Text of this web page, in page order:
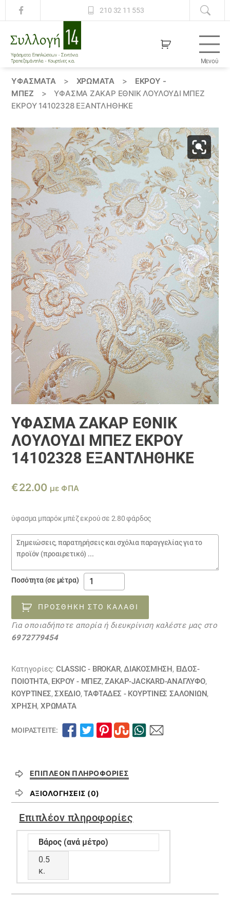
210 32 11 553
14
Μενού
ΥΦΆΣΜΑΤΑ > ΧΡΏΜΑΤΑ >
ΕΚΡΟΥ -
ΜΠΕΖ
>
ΎΦΑΣΜΑ ΖΑΚΆΡ ΈΘΝΙΚ ΛΟΥΛΟΎΔΙ ΜΠΈΖ
ΕΚΡΟΎ 14102328 ΕΞΑΝΤΛΗΘΗΚΕ
ΎΦΑΣΜΑ ΖΑΚΆΡ ΈΘΝΙΚ
ΛΟΥΛΟΎΔΙ ΜΠΈΖ ΕΚΡΟΎ
14102328 ΕΞΑΝΤΛΗΘΗΚΕ
€22.00 με ΦΠΑ
ύφασμα μπαρόκ μπέζ εκρού σε 2.80 φάρδος
Σημειώσεις
παραγγελίας
Ποσότητα (σε μέτρα)
ύφασμα
ζακάρ
έθνικ
λουλούδι
μπέζ
ΕΞΑΝΤΛΗΘΗΚΕ
ποσότητα
ΠΡΟΣΘΉΚΗ ΣΤΟ ΚΑΛΆΘΙ
Για οποιαδήποτε απορία ή διευκρίνιση καλέστε μας στο
6972779454
Κατηγορίες: CLASSIC - BROKAR,ΔΙΑΚΟΣΜΗΣΗ , ΕΙΔΟΣ-
ΠΟΙΟΤΗΤΑ, ΕΚΡΟΥ - ΜΠΕΖ,ΖΑΚΆΡ-JACKARD-ΑΝΆΓΛΥΦΟ,
ΚΟΥΡΤΊΝΕΣ,ΣΧΕΔΙΟ,ΤΑΦΤΆΔΕΣ - ΚΟΥΡΤΊΝΕΣ ΣΑΛΟΝΙΏΝ,
ΧΡΗΣΗ, ΧΡΏΜΑΤΑ
ΜΟΙΡΑΣΤΕΊΤΕ:
ΕΠΙΠΛΈΟΝ ΠΛΗΡΟΦΟΡΊΕΣ
ΑΞΙΟΛΟΓΉΣΕΙΣ (0)
Επιπλέον πληροφορίες
Βάρος (ανά μέτρο)
0.5
κ.